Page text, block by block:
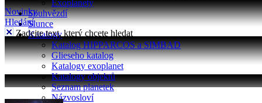
Exoplanety
Souhvězdí
Slunce
Katalogy
Katalog HIPPARCOS a SIMBAD
Glieseho katalog
Katalogy exoplanet
Katalogy objektů
Seznam planetek
Názvosloví
Novinky
Hledání
Zadejte text, který chcete hledat